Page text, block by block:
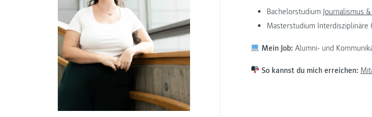
Bachelorstudium Journalismus
Masterstudium Interdisziplinäre
Mein Job: Alumni- und
So kannst du mich erreichen: